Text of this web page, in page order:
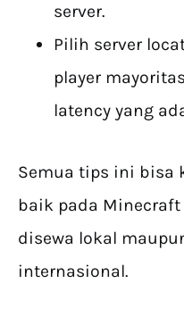
server.
Pilih server
player
latency yang
Semua tips ini bisa
baik pada
disewa lokal
internasional.